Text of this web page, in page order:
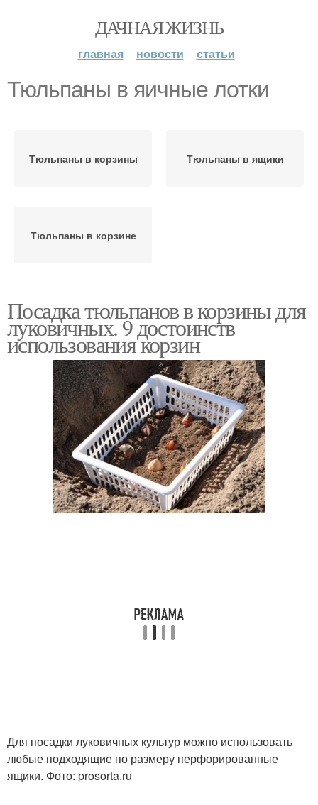
ДАЧНАЯ ЖИЗНЬ
главная новости статьи
Тюльпаны в яичные лотки
Тюльпаны в корзины Тюльпаны в ящики
Тюльпаны в корзине
Посадка тюльпанов в корзины для
луковичных. 9 достоинств
использования корзин
Для посадки луковичных культур можно использовать
любые подходящие по размеру перфорированные
ящики. Фото: prosorta.ru